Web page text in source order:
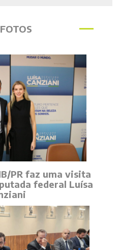
FOTOS
PR faz uma visita
federal Luísa